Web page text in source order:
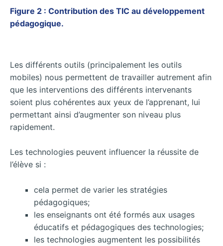
Figure 2 : Contribution des TIC au développement
pédagogique.
Les différents outils (principalement les outils
mobiles) nous permettent de travailler autrement afin
que les interventions des différents intervenants
soient plus cohérentes aux yeux de l’apprenant, lui
permettant ainsi d’augmenter son niveau plus
rapidement.
Les technologies peuvent influencer la réussite de
l’élève si :
cela permet de varier les stratégies
pédagogiques;
les enseignants ont été formés aux usages
éducatifs et pédagogiques des technologies;
les technologies augmentent les possibilités